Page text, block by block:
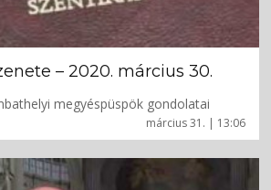
március 31. | 13:06
– 2020. március 30.
megyéspüspök gondolatai